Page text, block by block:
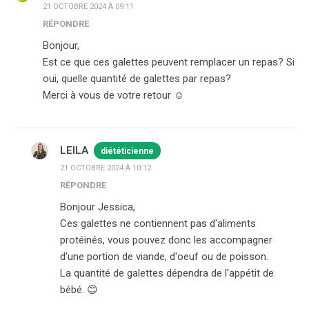
21 OCTOBRE 2024 À 09:11
RÉPONDRE
Bonjour,
Est ce que ces galettes peuvent remplacer un repas? Si
oui, quelle quantité de galettes par repas?
Merci à vous de votre retour ☺️
LEILA diététicienne
21 OCTOBRE 2024 À 10:12
RÉPONDRE
Bonjour Jessica,
Ces galettes ne contiennent pas d'aliments
protéinés, vous pouvez donc les accompagner
d'une portion de viande, d'oeuf ou de poisson.
La quantité de galettes dépendra de l'appétit de
bébé. 😊